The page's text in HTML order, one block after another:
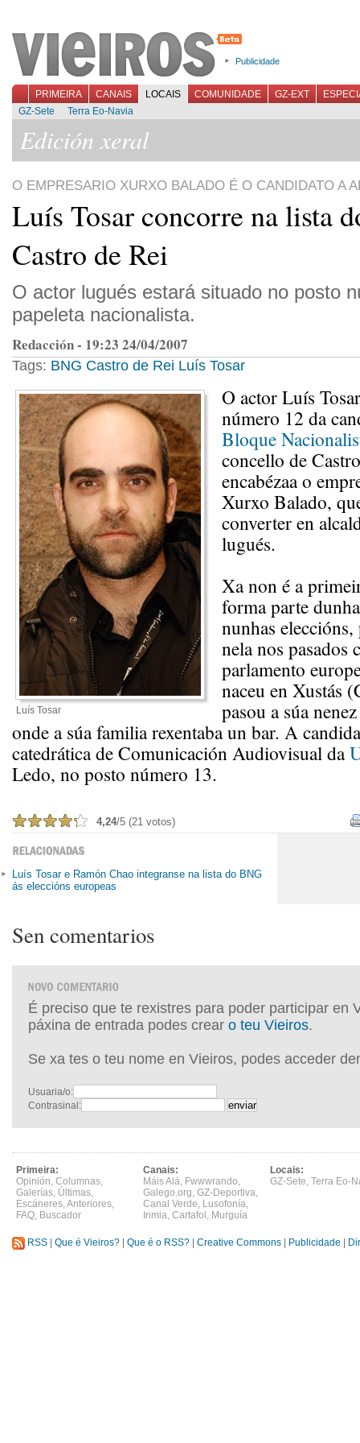
Publicidade
PRIMEIRA CANAIS LOCAIS COMUNIDADE GZ-EXT
GZ-Sete
Terra Eo-Navia
Edición xeral
O EMPRESARIO XURXO BALADO É O CANDIDATO A
Luís Tosar concorre na lista
Castro de Rei
O actor lugués estará situado no posto
papeleta nacionalista.
Redacción - 19:23 24/04/2007
Tags: BNG Castro de Rei Luís Tosar
Luís Tosar
O actor Luís
número 12 da
Bloque
concello de
encabézaa o
Xurxo Balado,
converter en
lugués.
Xa non é a
forma parte
nunhas
nela nos pasados
parlamento
naceu en Xustás
pasou a súa
onde a súa familia rexentaba un bar. A
catedrática de Comunicación Audiovisual da
Ledo, no posto número 13.
4,24/5 (21 votos)
Luís Tosar e Ramón Chao integranse na lista do BNG
ás eleccións europeas
Sen comentarios
É preciso que te rexistres para poder participar en
páxina de entrada podes crear o teu Vieiros.
Se xa tes o teu nome en Vieiros, podes acceder
Usuaria/o:
Contrasinal:
Primeira:
Opinión, Columnas,
Galerías, Últimas,
Escáneres,Anteriores,
FAQ, Buscador
Canais:
Máis Alá, Fwwwrando,
Galego.org, GZ-Deportiva,
Canal Verde, Lusofonía,
Irimia, Cartafol , Murguía
Locais:
GZ-Sete, Terra Eo-
RSS Que é Vieiros? Que é o RSS? Creative Commons Publicidade